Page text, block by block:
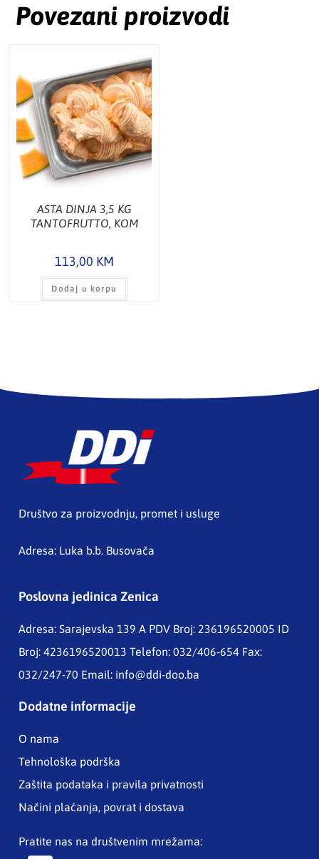
Povezani proizvodi
ASTA DINJA 3,5 KG
TANTOFRUTTO, KOM
113,00 KM
Dodaj u korpu
Društvo za proizvodnju, promet i usluge
Adresa: Luka b.b. Busovača
Poslovna jedinica Zenica
Adresa: Sarajevska 139 A PDV Broj: 236196520005 ID
Broj: 4236196520013 Telefon: 032/406-654 Fax:
032/247-70 Email: info@ddi-doo.ba
Dodatne informacije
O nama
Tehnološka podrška
Zaštita podataka i pravila privatnosti
Načini plaćanja, povrat i dostava
Pratite nas na društvenim mrežama: